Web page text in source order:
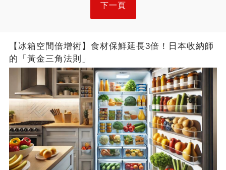
下一頁
【冰箱空間倍增術】食材保鮮延長3倍！日本收納師
的「黃金三角法則」